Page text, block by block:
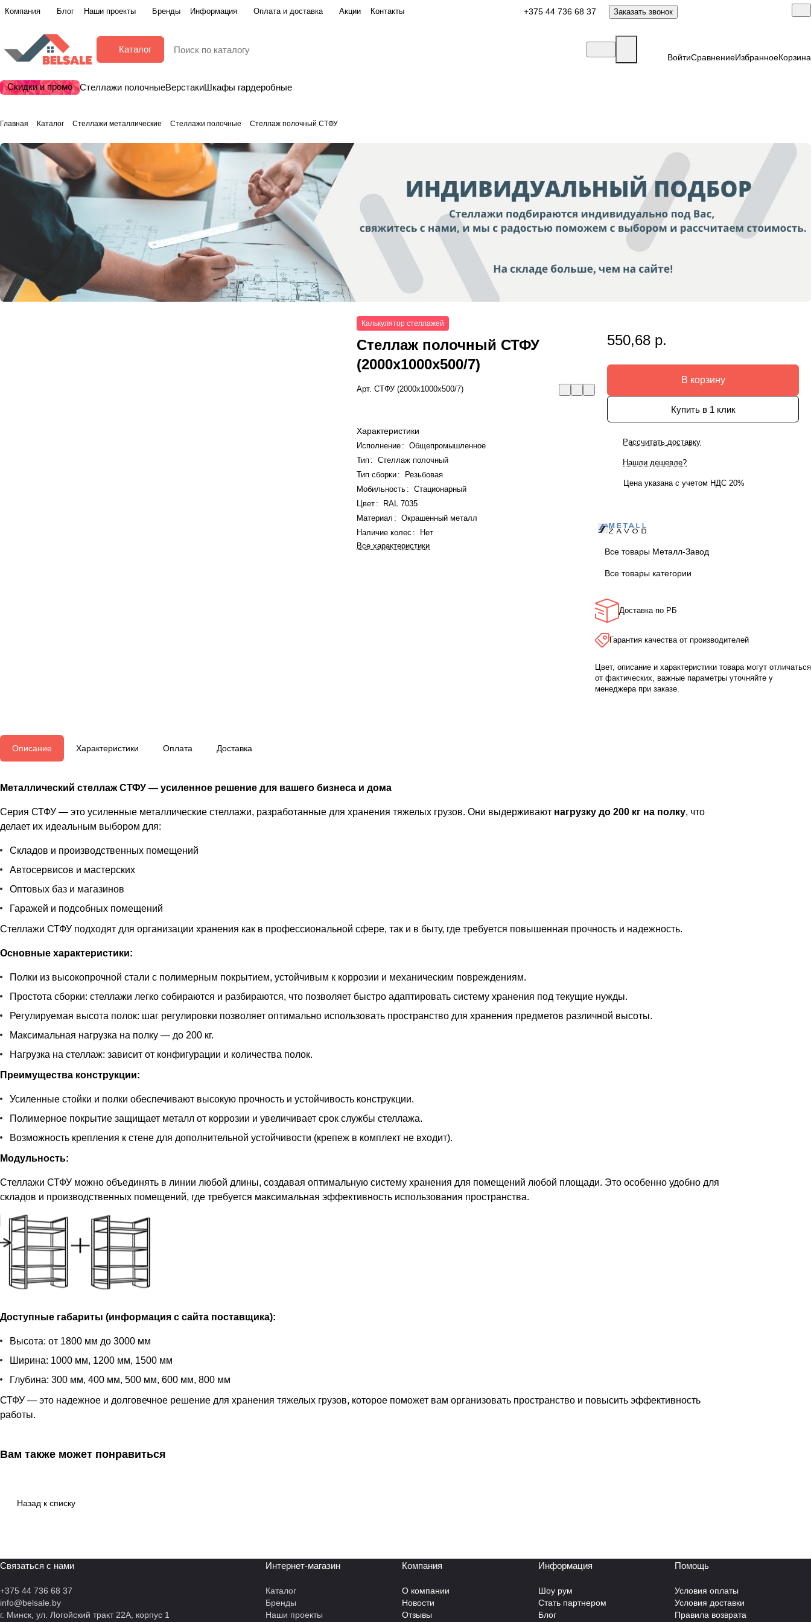
Компания Блог Наши проекты Бренды Информация Оплата и доставка Акции Контакты +375 44 736 68 37 Заказать звонок
Каталог
ВойтиСравнениеИзбранноеКорзина
Скидки и промо Стеллажи полочныеВерстакиШкафы гардеробные
Главная Каталог Стеллажи металлические Стеллажи полочные Стеллаж полочный СТФУ
Калькулятор стеллажей
Стеллаж полочный СТФУ
(2000x1000x500/7)
Арт.СТФУ (2000x1000x500/7)
Характеристики
Исполнение :
Общепромышленное
Тип :
Стеллаж полочный
Тип сборки:
Резьбовая
Мобильность :
Стационарный
Цвет :
RAL 7035
Материал :
Окрашенный металл
Наличие колес :
Нет
Все характеристики
550,68 р.
В корзину
Купить в 1 клик
Рассчитать доставку
Нашли дешевле?
Цена указана с учетом НДС 20%
Все товары Металл-Завод
Все товары категории
Доставка по РБ
Гарантия качества от производителей
Цвет, описание и характеристики товара могут отличаться
от фактических, важные параметры уточняйте у
менеджера при заказе.
Описание Характеристики Оплата Доставка
Металлический стеллаж СТФУ — усиленное решение для вашего бизнеса и дома
Серия СТФУ — это усиленные металлические стеллажи, разработанные для хранения тяжелых грузов. Они выдерживают нагрузку до 200 кг на полку, что
делает их идеальным выбором для:
Складов и производственных помещений
Автосервисов и мастерских
Оптовых баз и магазинов
Гаражей и подсобных помещений
Стеллажи СТФУ подходят для организации хранения как в профессиональной сфере, так и в быту, где требуется повышенная прочность и надежность.
Основные характеристики:
Полки из высокопрочной стали с полимерным покрытием, устойчивым к коррозии и механическим повреждениям.
Простота сборки: стеллажи легко собираются и разбираются, что позволяет быстро адаптировать систему хранения под текущие нужды.
Регулируемая высота полок: шаг регулировки позволяет оптимально использовать пространство для хранения предметов различной высоты.
Максимальная нагрузка на полку — до 200 кг.
Нагрузка на стеллаж: зависит от конфигурации и количества полок.
Преимущества конструкции:
Усиленные стойки и полки обеспечивают высокую прочность и устойчивость конструкции.
Полимерное покрытие защищает металл от коррозии и увеличивает срок службы стеллажа.
Возможность крепления к стене для дополнительной устойчивости (крепеж в комплект не входит).
Модульность:
Стеллажи СТФУ можно объединять в линии любой длины, создавая оптимальную систему хранения для помещений любой площади. Это особенно удобно для
складов и производственных помещений, где требуется максимальная эффективность использования пространства.
Доступные габариты (информация с сайта поставщика):
Высота: от 1800 мм до 3000 мм
Ширина: 1000 мм, 1200 мм, 1500 мм
Глубина: 300 мм, 400 мм, 500 мм, 600 мм, 800 мм
СТФУ — это надежное и долговечное решение для хранения тяжелых грузов, которое поможет вам организовать пространство и повысить эффективность
работы.
Вам также может понравиться
Назад к списку
Связаться с нами
+375 44 736 68 37
info@belsale.by
г. Минск, ул. Логойский тракт 22А, корпус 1
Интернет-магазин
Каталог
Бренды
Наши проекты
Компания
О компании
Новости
Отзывы
Информация
Шоу рум
Стать партнером
Блог
Помощь
Условия оплаты
Условия доставки
Правила возврата